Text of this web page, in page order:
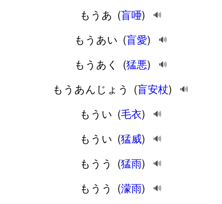
もうあ (盲唖) 🔊
もうあい (盲愛) 🔊
もうあく (猛悪) 🔊
もうあんじょう (盲安杖) 🔊
もうい (毛衣) 🔊
もうい (猛威) 🔊
もうう (猛雨) 🔊
もうう (濛雨) 🔊